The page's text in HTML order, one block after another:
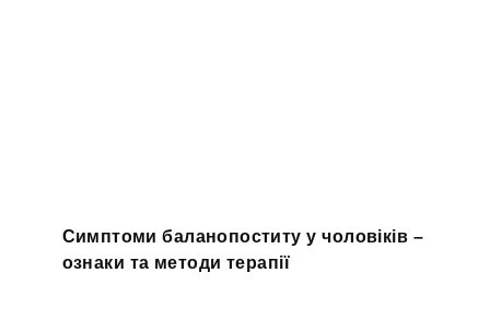
Симптоми баланопоститу у чоловіків –
ознаки та методи терапії